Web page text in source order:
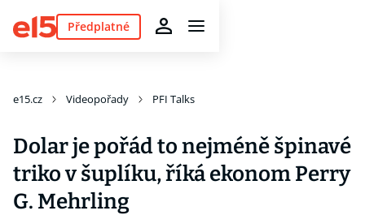
Předplatné
e15.cz Videopořady PFI Talks
Dolar je pořád to nejméně špinavé
triko v šuplíku, říká ekonom Perry
G. Mehrling